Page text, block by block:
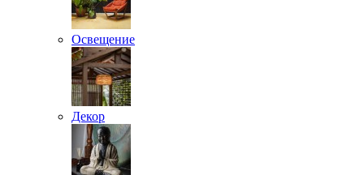
Освещение
Декор